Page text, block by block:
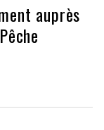
auprès